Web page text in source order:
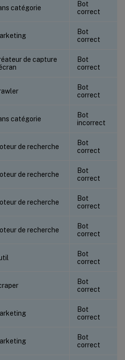
catégorie
Bot
correct
Bot
correct
de capture
Bot
correct
Bot
correct
catégorie
Bot
incorrect
de recherche
Bot
correct
de recherche
Bot
correct
de recherche
Bot
correct
de recherche
Bot
correct
Bot
correct
Bot
correct
Bot
correct
Bot
correct